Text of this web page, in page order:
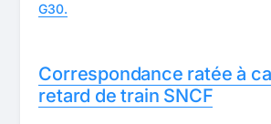
G30.
Correspondance ratée à
retard de train SNCF